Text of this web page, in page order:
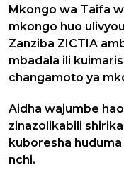
Mkongo wa Taifa
mkongo huo
Zanziba ZICTIA
mbadala ili
changamoto ya
Aidha wajumbe
zinazolikabili
kuboresha
nchi.